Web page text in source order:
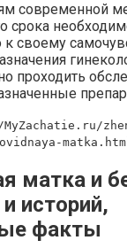
современной
срока
к своему
проходить
матка и
историй,
факты